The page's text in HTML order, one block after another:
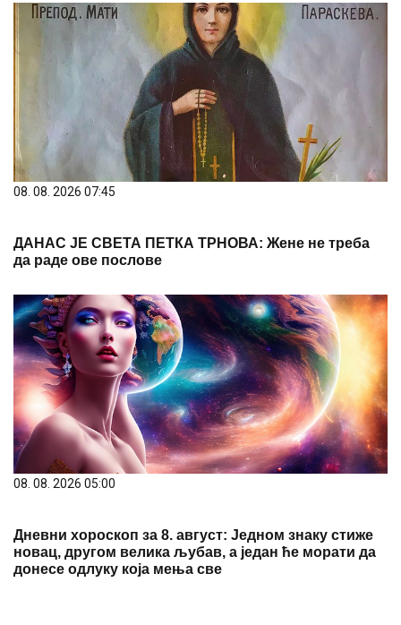
08. 08. 2026 07:45
ДАНАС ЈЕ СВЕТА ПЕТКА ТРНОВА: Жене не треба
да раде ове послове
08. 08. 2026 05:00
Дневни хороскоп за 8. август: Једном знаку стиже
новац, другом велика љубав, а један ће морати да
донесе одлуку која мења све